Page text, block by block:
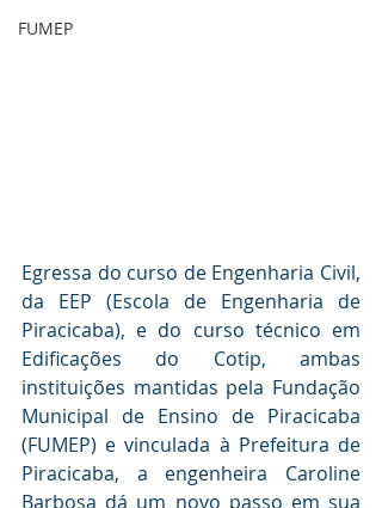
FUMEP
Egressa do curso de Engenharia Civil,
da EEP (Escola de Engenharia de
Piracicaba), e do curso técnico em
Edificações do Cotip, ambas
instituições mantidas pela Fundação
Municipal de Ensino de Piracicaba
(FUMEP) e vinculada à Prefeitura de
Piracicaba, a engenheira Caroline
Barbosa dá um novo passo em sua